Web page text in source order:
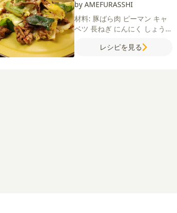
by AMEFURASSHI
材料: 豚ばら肉 ピーマン キャ
ベツ 長ねぎ にんにく
しょうが
塩片栗粉【レモンバタ
レシピを見る